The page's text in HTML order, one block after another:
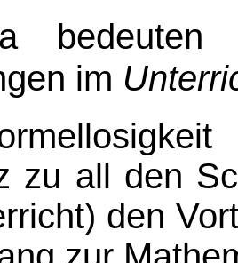
im
zu all den
den